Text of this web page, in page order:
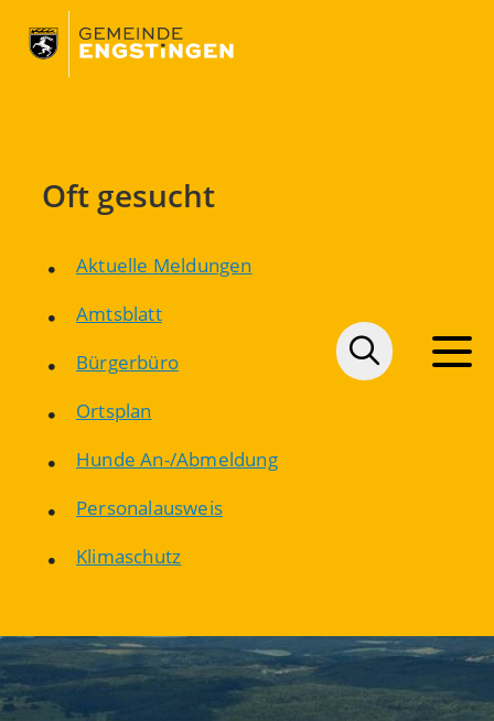
Oft gesucht
Aktuelle Meldungen
Amtsblatt
Bürgerbüro
Ortsplan
Hunde An-/Abmeldung
Personalausweis
Klimaschutz